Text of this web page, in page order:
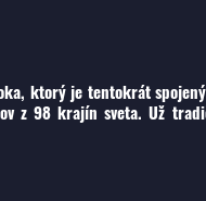
ktorý je tentokrát
z 98 krajín sveta. Už